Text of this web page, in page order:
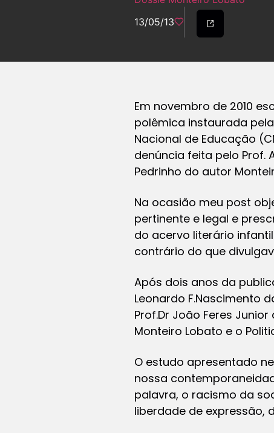
13/05/13
Em novembro de 2010
polêmica instaurada pela
Nacional de Educação
denúncia feita pelo Prof.
Pedrinho do autor
Na ocasião meu post
pertinente e legal e
do acervo literário
contrário do que
Após dois anos da
Leonardo F.Nascimento
Prof.Dr João Feres Junior
Monteiro Lobato e o
O estudo apresentado
nossa
palavra, o racismo da
liberdade de expressão,